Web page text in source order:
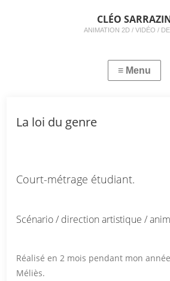
CLÉO
ANIMATION 2D / VIDÉO /
La loi du genre
Court-métrage étudiant.
Scénario / direction artistique /
Réalisé en 2 mois pendant mon année
Méliès.